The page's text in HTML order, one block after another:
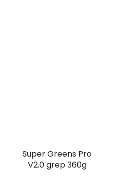
Super Greens Pro
V2.0 grep 360g